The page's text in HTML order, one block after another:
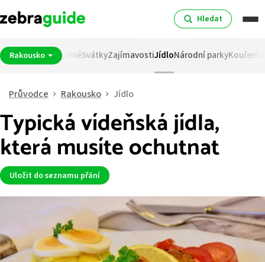
Hledat
Rakousko
MěnaSpropitnéSvátkyZajímavostiJídloNárodní parkyKouření
Průvodce Rakousko Jídlo
Typická vídeňská jídla,
která musíte ochutnat
Uložit do seznamu přání